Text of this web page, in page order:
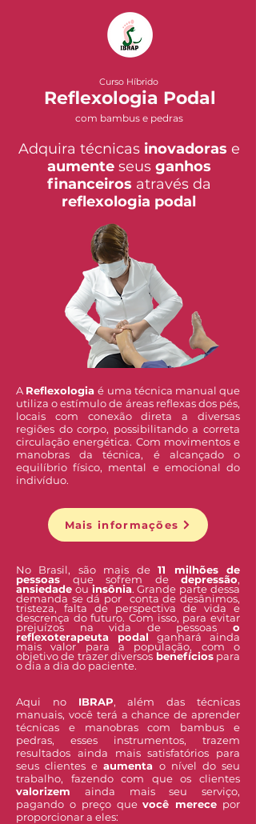
Curso Híbrido
Reflexologia Podal
com bambus e pedras
Adquira técnicas inovadoras e
aumente seusganhos
financeiros através da
reflexologia podal
A Reflexologiaé uma técnica manual que
utiliza o estímulo de áreas reflexas dos pés,
locais com conexão direta a diversas
regiões do corpo, possibilitando a correta
circulação energética. Com movimentos e
manobras da técnica, é alcançado o
equilíbrio físico, mental e emocional do
indivíduo.
Mais informações
No Brasil, são mais de11 milhões de
pessoas que sofrem de depressão,
ansiedade ou insônia. Grande parte dessa
demanda se dá por conta de desânimos,
tristeza, falta de perspectiva de vida e
descrença do futuro. Com isso, para evitar
prejuízos na vida de pessoas o
reflexoterapeuta podalganhará ainda
mais valor para a população, com o
objetivo de trazer diversos benefíciospara
o dia a dia do paciente.
Aqui no IBRAP, além das técnicas
manuais, você terá a chance de aprender
técnicas e manobras com bambus e
pedras, esses instrumentos, trazem
resultados ainda mais satisfatórios para
seus clientes eaumenta o nível do seu
trabalho, fazendo com que os clientes
valorizem ainda mais seu serviço,
pagando o preço quevocê merece por
proporcionar a eles: